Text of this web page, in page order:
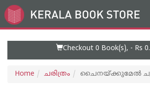
Go
to
Checkout 0 Book(s), - Rs
Home ചരിത്രം ചൈനയ്ക്കുമേൽ